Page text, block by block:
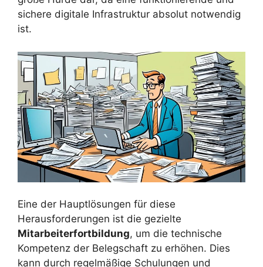
sichere digitale Infrastruktur absolut notwendig
ist.
Eine der Hauptlösungen für diese
Herausforderungen ist die gezielte
Mitarbeiterfortbildung, um die technische
Kompetenz der Belegschaft zu erhöhen. Dies
kann durch regelmäßige Schulungen und